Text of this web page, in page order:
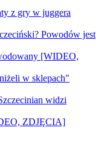
z gry w juggera
Powodów jest
[WIDEO,
w sklepach"
widzi
ZDJĘCIA]